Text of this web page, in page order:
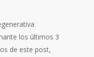
los últimos 3
de este post,